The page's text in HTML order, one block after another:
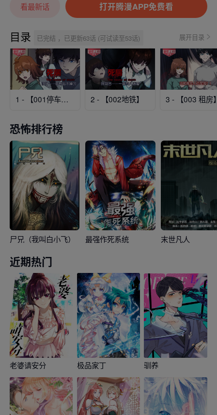
看最新话 打开腾漫APP免费看
目录 已完结 ，已更新63话 (可试读至53话) 展开目录
1 - 【001停车场】 2 - 【002地铁】 3 - 【003 租房
恐怖排行榜
尸兄（我叫白小飞） 最强作死系统 末世凡人
近期热门
老婆请安分 极品家丁 驯养